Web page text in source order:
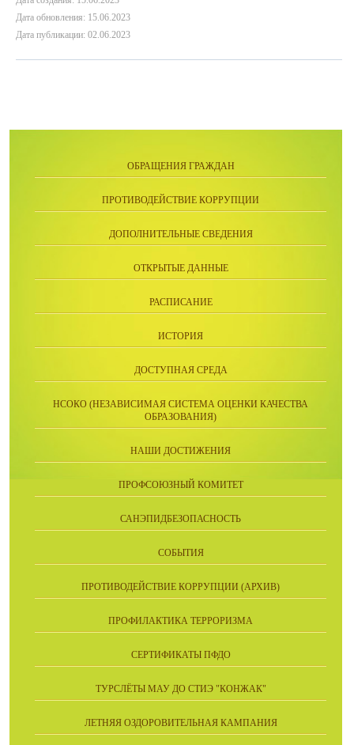
Дата обновления: 15.06.2023
Дата публикации: 02.06.2023
ОБРАЩЕНИЯ ГРАЖДАН
ПРОТИВОДЕЙСТВИЕ КОРРУПЦИИ
ДОПОЛНИТЕЛЬНЫЕ СВЕДЕНИЯ
ОТКРЫТЫЕ ДАННЫЕ
РАСПИСАНИЕ
ИСТОРИЯ
ДОСТУПНАЯ СРЕДА
НСОКО (НЕЗАВИСИМАЯ СИСТЕМА ОЦЕНКИ КАЧЕСТВА
ОБРАЗОВАНИЯ)
НАШИ ДОСТИЖЕНИЯ
ПРОФСОЮЗНЫЙ КОМИТЕТ
САНЭПИДБЕЗОПАСНОСТЬ
СОБЫТИЯ
ПРОТИВОДЕЙСТВИЕ КОРРУПЦИИ (АРХИВ)
ПРОФИЛАКТИКА ТЕРРОРИЗМА
СЕРТИФИКАТЫ ПФДО
ТУРСЛЁТЫ МАУ ДО СТИЭ "КОНЖАК"
ЛЕТНЯЯ ОЗДОРОВИТЕЛЬНАЯ КАМПАНИЯ